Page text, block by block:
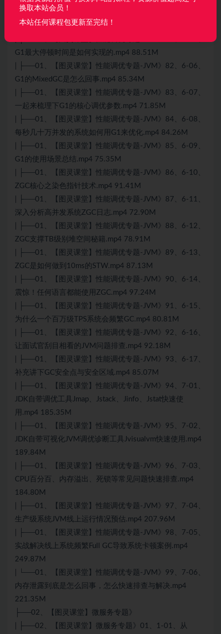
| ├──01、【图灵课堂】性能调优专题-JVM》80、6-04、
梳理下G1垃圾回收全流程.mp4 80.01M
G1最大停顿时间是如何实现的.mp4 88.51M
| ├──01、【图灵课堂】性能调优专题-JVM》82、6-06、
G1的MixedGC是怎么回事.mp4 85.34M
| ├──01、【图灵课堂】性能调优专题-JVM》83、6-07、
一起来梳理下G1的核心调优参数.mp4 71.85M
| ├──01、【图灵课堂】性能调优专题-JVM》84、6-08、
每秒几十万并发的系统如何用G1来优化.mp4 84.26M
| ├──01、【图灵课堂】性能调优专题-JVM》85、6-09、
G1的使用场景总结.mp4 75.35M
| ├──01、【图灵课堂】性能调优专题-JVM》86、6-10、
ZGC核心之染色指针技术.mp4 91.41M
| ├──01、【图灵课堂】性能调优专题-JVM》87、6-11、
深入分析高并发系统ZGC日志.mp4 72.90M
| ├──01、【图灵课堂】性能调优专题-JVM》88、6-12、
ZGC支撑TB级别堆空间秘籍.mp4 78.91M
| ├──01、【图灵课堂】性能调优专题-JVM》89、6-13、
ZGC是如何做到10ms的STW.mp4 87.13M
| ├──01、【图灵课堂】性能调优专题-JVM》90、6-14、
震惊！任何语言都能使用ZGC.mp4 97.24M
| ├──01、【图灵课堂】性能调优专题-JVM》91、6-15、
为什么一个百万级TPS系统会频繁GC.mp4 80.81M
| ├──01、【图灵课堂】性能调优专题-JVM》92、6-16、
让面试官刮目相看的JVM问题排查.mp4 92.18M
| ├──01、【图灵课堂】性能调优专题-JVM》93、6-17、
补充讲下GC安全点与安全区域.mp4 85.07M
| ├──01、【图灵课堂】性能调优专题-JVM》94、7-01、
JDK自带调优工具Jmap、Jstack、Jinfo、Jstat快速使
用.mp4 185.35M
| ├──01、【图灵课堂】性能调优专题-JVM》95、7-02、
JDK自带可视化JVM调优诊断工具Jvisualvm快速使用.mp4
189.84M
| ├──01、【图灵课堂】性能调优专题-JVM》96、7-03、
CPU百分百、内存溢出、死锁等常见问题快速排查.mp4
184.80M
| ├──01、【图灵课堂】性能调优专题-JVM》97、7-04、
生产级系统JVM线上运行情况预估.mp4 207.96M
| ├──01、【图灵课堂】性能调优专题-JVM》98、7-05、
实战解决线上系统频繁Full GC导致系统卡顿案例.mp4
249.87M
| └──01、【图灵课堂】性能调优专题-JVM》99、7-06、
内存泄露到底是怎么回事，怎么快速排查与解决.mp4
221.35M
├──02、【图灵课堂】微服务专题》
| ├──02、【图灵课堂】微服务专题》01、1-01、从
换取本站会员！
本站任何课程包更新至完结！